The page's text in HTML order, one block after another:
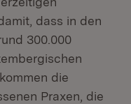
dass in den
300.000
die
Praxen, die